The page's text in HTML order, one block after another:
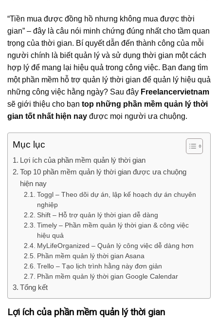
“Tiền mua được đồng hồ nhưng không mua được thời
gian” – đây là câu nói minh chứng đúng nhất cho tầm quan
trọng của thời gian. Bí quyết dẫn đến thành công của mỗi
người chính là biết quản lý và sử dụng thời gian một cách
hợp lý để mang lại hiệu quả trong công việc. Bạn đang tìm
một phần mềm hỗ trợ quản lý thời gian để quản lý hiệu quả
những công việc hằng ngày? Sau đây Freelancervietnam
sẽ giới thiệu cho bạn top những phần mềm quản lý thời
gian tốt nhất hiện nay được mọi người ưa chuộng.
Mục lục
Lợi ích của phần mềm quản lý thời gian
Top 10 phần mềm quản lý thời gian được ưa chuộng
hiện nay
Toggl – Theo dõi dự án, lập kế hoạch dự án chuyên
nghiệp
Shift – Hỗ trợ quản lý thời gian dễ dàng
Timely – Phần mềm quản lý thời gian & công việc
hiệu quả
MyLifeOrganized – Quản lý công việc dễ dàng hơn
Phần mềm quản lý thời gian Asana
Trello – Tạo lịch trình hằng này đơn giản
Phần mềm quản lý thời gian Google Calendar
Tổng kết
Lợi ích của phần mềm quản lý thời gian